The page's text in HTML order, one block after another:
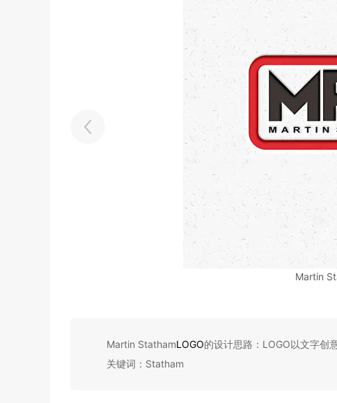
Martin
Martin StathamLOGO的设计思路：LOGO以文字创
关键词：Statham